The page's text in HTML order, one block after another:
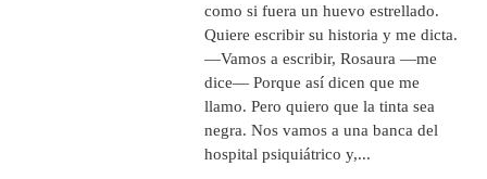
como si fuera un huevo estrellado.
Quiere escribir su historia y me dicta.
—Vamos a escribir, Rosaura —me
dice— Porque así dicen que me
llamo. Pero quiero que la tinta sea
negra. Nos vamos a una banca del
hospital psiquiátrico y,...